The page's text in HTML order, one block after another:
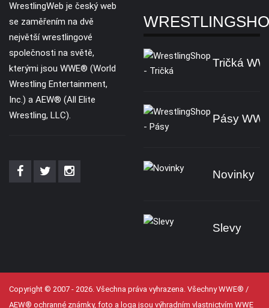
WrestlingWeb je český web
se zaměřením na dvě
největší wrestlingové
společnosti na světě,
kterými jsou WWE® (World
Wrestling Entertainment,
Inc.) a AEW® (All Elite
Wrestling, LLC).
Tričká
Pásy
Novinky
Slevy
Copyright © 2007 - 2026. Všechna práva vyhrazena. Všechny WWE® /
AEW® ochranné známky, foto a loga jsou výhradním vlastnictvím WWE